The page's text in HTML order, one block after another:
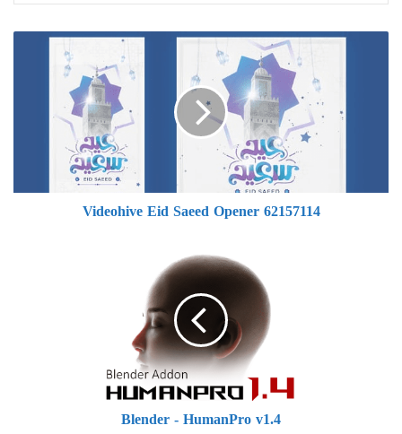
Videohive
62157114
Videohive Eid Saeed Opener 62157114
Blender - HumanPro v1.4